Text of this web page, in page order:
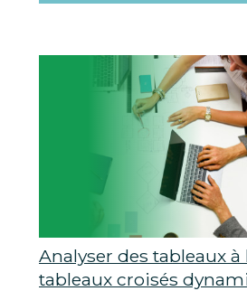
Analyser des tableaux à
tableaux croisés